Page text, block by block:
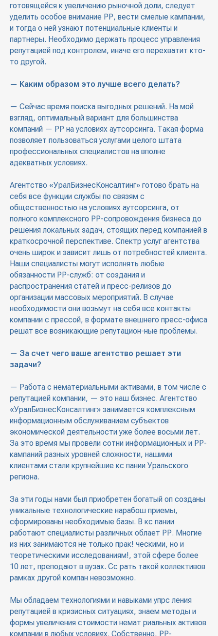
готовящейся к увеличению рыночной доли, следует
уделить особое внимание РР, вести смелые кампании,
и тогда о ней узнают потенциальные клиенты и
партнеры. Необходимо держать процесс управления
репутацией под контролем, иначе его перехватит кто-
то другой.
— Каким образом это лучше всего делать?
— Сейчас время поиска выгодных решений. На мой
взгляд, оптимальный вариант для большинства
компаний — РР на условиях аутсорсинга. Такая форма
позволяет пользоваться услугами целого штата
профессиональных специалистов на вполне
адекватных условиях.
Агентство «УралБизнесКонсалтинг» готово брать на
себя все функции службы по связям с
общественностью на условиях аутсорсинга, от
полного комплексного РР-сопровождения бизнеса до
решения локальных задач, стоящих перед компанией в
краткосрочной перспективе. Спектр услуг агентства
очень широк и зависит лишь от потребностей клиента.
Наши специалисты могут исполнять любые
обязанности РР-служб: от создания и
распространения статей и пресс-релизов до
организации массовых мероприятий. В случае
необходимости они возьмут на себя все контакты
компании с прессой, в формате внешнего пресс-офиса
решат все возникающие репутацион-ные проблемы.
— За счет чего ваше агентство решает эти
задачи?
— Работа с нематериальными активами, в том числе с
репутацией компании, — это наш бизнес. Агентство
«УралБизнесКонсалтинг» занимается комплексным
информационным обслуживанием субъектов
экономической деятельности уже более восьми лет.
За это время мы провели сотни информационных и РР-
кампаний разных уровней сложности, нашими
клиентами стали крупнейшие кс пании Уральского
региона.
За эти годы нами был приобретен богатый оп созданы
уникальные технологические нарабош приемы,
сформированы необходимые базы. В кс пании
работают специалисты различных облает РР. Многие
из них занимаются не только прак! ческими, но и
теоретическими исследованиям!, этой сфере более
10 лет, преподают в вузах. Сс рать такой коллективов
рамках другой компан невозможно.
Мы обладаем технологиями и навыками упрс ления
репутацией в кризисных ситуациях, знаем методы и
формы увеличения стоимости немат риальных активов
компании в любых условиях. Собственно, РР-